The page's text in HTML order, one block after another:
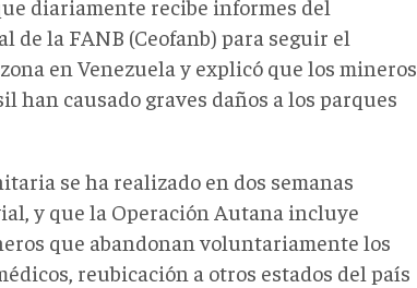
diariamente recibe informes del
de la FANB (Ceofanb) para seguir el
en Venezuela y explicó que los mineros
han causado graves daños a los parques
se ha realizado en dos semanas
y que la Operación Autana incluye
que abandonan voluntariamente los
reubicación a otros estados del país